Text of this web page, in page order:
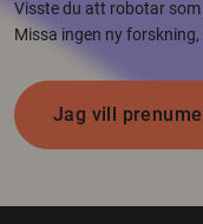
Visste du att robotar
Missa ingen ny
Jag vill